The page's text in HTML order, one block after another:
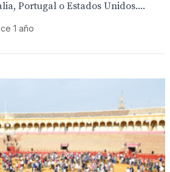
Portugal o Estados Unidos....
1 año